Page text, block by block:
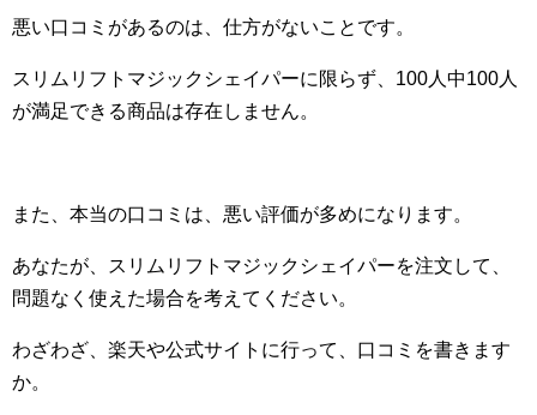
悪い口コミがあるのは、仕方がないことです。
スリムリフトマジックシェイパーに限らず、100人中100人
が満足できる商品は存在しません。
また、本当の口コミは、悪い評価が多めになります。
あなたが、スリムリフトマジックシェイパーを注文して、
問題なく使えた場合を考えてください。
わざわざ、楽天や公式サイトに行って、口コミを書きます
か。